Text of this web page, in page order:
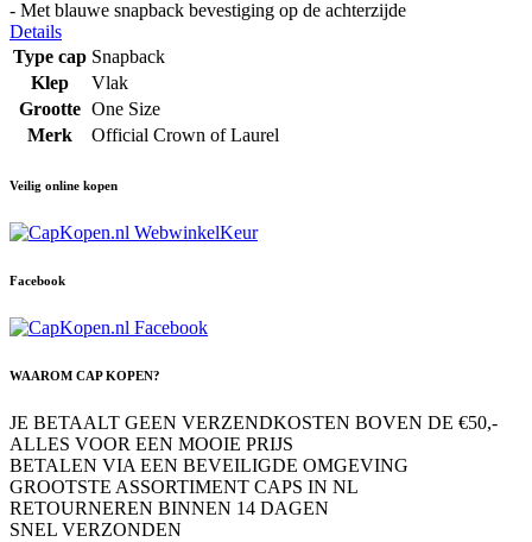
- Met blauwe snapback bevestiging op de achterzijde
Details
Type cap Snapback
Klep
Vlak
Grootte One Size
Merk
Official Crown of Laurel
Veilig online kopen
Facebook
WAAROM CAP KOPEN?
JE BETAALT GEEN VERZENDKOSTEN BOVEN DE €50,-
ALLES VOOR EEN MOOIE PRIJS
BETALEN VIA EEN BEVEILIGDE OMGEVING
GROOTSTE ASSORTIMENT CAPS IN NL
RETOURNEREN BINNEN 14 DAGEN
SNEL VERZONDEN